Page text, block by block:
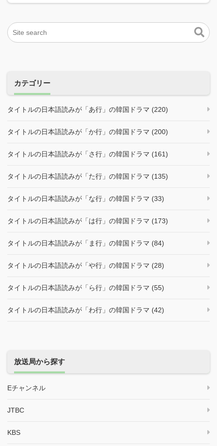
カテゴリー
タイトルの日本語読みが「あ行」の韓国ドラマ (220)
タイトルの日本語読みが「か行」の韓国ドラマ (200)
タイトルの日本語読みが「さ行」の韓国ドラマ (161)
タイトルの日本語読みが「た行」の韓国ドラマ (135)
タイトルの日本語読みが「な行」の韓国ドラマ (33)
タイトルの日本語読みが「は行」の韓国ドラマ (173)
タイトルの日本語読みが「ま行」の韓国ドラマ (84)
タイトルの日本語読みが「や行」の韓国ドラマ (28)
タイトルの日本語読みが「ら行」の韓国ドラマ (55)
タイトルの日本語読みが「わ行」の韓国ドラマ (42)
放送局から探す
Eチャンネル
JTBC
KBS